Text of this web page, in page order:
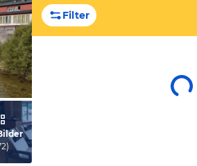
)
Filter